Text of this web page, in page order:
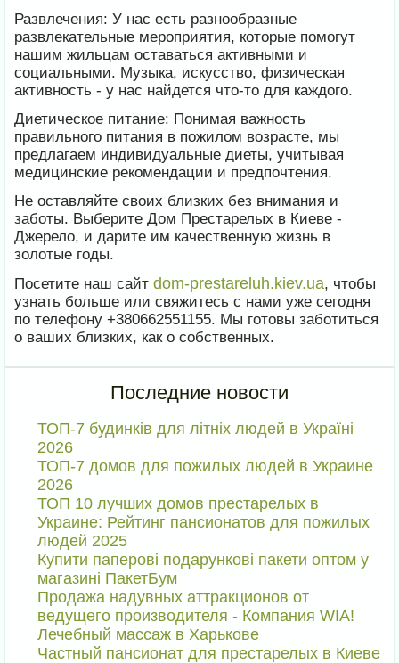
Развлечения: У нас есть разнообразные
развлекательные мероприятия, которые помогут
нашим жильцам оставаться активными и
социальными. Музыка, искусство, физическая
активность - у нас найдется что-то для каждого.
Диетическое питание: Понимая важность
правильного питания в пожилом возрасте, мы
предлагаем индивидуальные диеты, учитывая
медицинские рекомендации и предпочтения.
Не оставляйте своих близких без внимания и
заботы. Выберите Дом Престарелых в Киеве -
Джерело, и дарите им качественную жизнь в
золотые годы.
Посетите наш сайтdom-prestareluh.kiev.ua, чтобы
узнать больше или свяжитесь с нами уже сегодня
по телефону +380662551155. Мы готовы заботиться
о ваших близких, как о собственных.
Последние новости
ТОП-7 будинків для літніх людей в Україні
2026
ТОП-7 домов для пожилых людей в Украине
2026
ТОП 10 лучших домов престарелых в
Украине: Рейтинг пансионатов для пожилых
людей 2025
Купити паперові подарункові пакети оптом у
магазині ПакетБум
Продажа надувных аттракционов от
ведущего производителя - Компания WIA!
Лечебный массаж в Харькове
Частный пансионат для престарелых в Киеве